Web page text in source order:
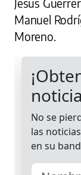
Jesús
Manuel
Moreno.